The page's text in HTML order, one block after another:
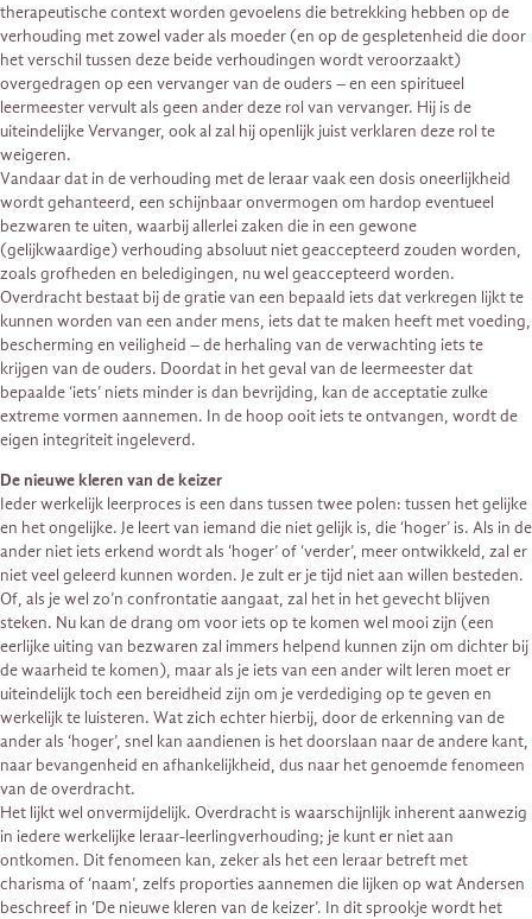
therapeutische context worden gevoelens die betrekking hebben op de
verhouding met zowel vader als moeder (en op de gespletenheid die door
het verschil tussen deze beide verhoudingen wordt veroorzaakt)
overgedragen op een vervanger van de ouders – en een spiritueel
leermeester vervult als geen ander deze rol van vervanger. Hij is de
uiteindelijke Vervanger, ook al zal hij openlijk juist verklaren deze rol te
weigeren.
Vandaar dat in de verhouding met de leraar vaak een dosis oneerlijkheid
wordt gehanteerd, een schijnbaar onvermogen om hardop eventueel
bezwaren te uiten, waarbij allerlei zaken die in een gewone
(gelijkwaardige) verhouding absoluut niet geaccepteerd zouden worden,
zoals grofheden en beledigingen, nu wel geaccepteerd worden.
Overdracht bestaat bij de gratie van een bepaald iets dat verkregen lijkt te
kunnen worden van een ander mens, iets dat te maken heeft met voeding,
bescherming en veiligheid – de herhaling van de verwachting iets te
krijgen van de ouders. Doordat in het geval van de leermeester dat
bepaalde ‘iets’ niets minder is dan bevrijding, kan de acceptatie zulke
extreme vormen aannemen. In de hoop ooit iets te ontvangen, wordt de
eigen integriteit ingeleverd.
De nieuwe kleren van de keizer
Ieder werkelijk leerproces is een dans tussen twee polen: tussen het gelijke
en het ongelijke. Je leert van iemand die niet gelijk is, die ‘hoger’ is. Als in de
ander niet iets erkend wordt als ‘hoger’ of ‘verder’, meer ontwikkeld, zal er
niet veel geleerd kunnen worden. Je zult er je tijd niet aan willen besteden.
Of, als je wel zo’n confrontatie aangaat, zal het in het gevecht blijven
steken. Nu kan de drang om voor iets op te komen wel mooi zijn (een
eerlijke uiting van bezwaren zal immers helpend kunnen zijn om dichter bij
de waarheid te komen), maar als je iets van een ander wilt leren moet er
uiteindelijk toch een bereidheid zijn om je verdediging op te geven en
werkelijk te luisteren. Wat zich echter hierbij, door de erkenning van de
ander als ‘hoger’, snel kan aandienen is het doorslaan naar de andere kant,
naar bevangenheid en afhankelijkheid, dus naar het genoemde fenomeen
van de overdracht.
Het lijkt wel onvermijdelijk. Overdracht is waarschijnlijk inherent aanwezig
in iedere werkelijke leraar-leerlingverhouding; je kunt er niet aan
ontkomen. Dit fenomeen kan, zeker als het een leraar betreft met
charisma of ‘naam’, zelfs proporties aannemen die lijken op wat Andersen
beschreef in ‘De nieuwe kleren van de keizer’. In dit sprookje wordt het